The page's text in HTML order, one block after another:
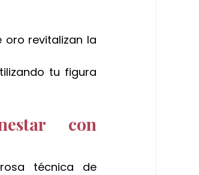
oro revitalizan la
tu figura
con